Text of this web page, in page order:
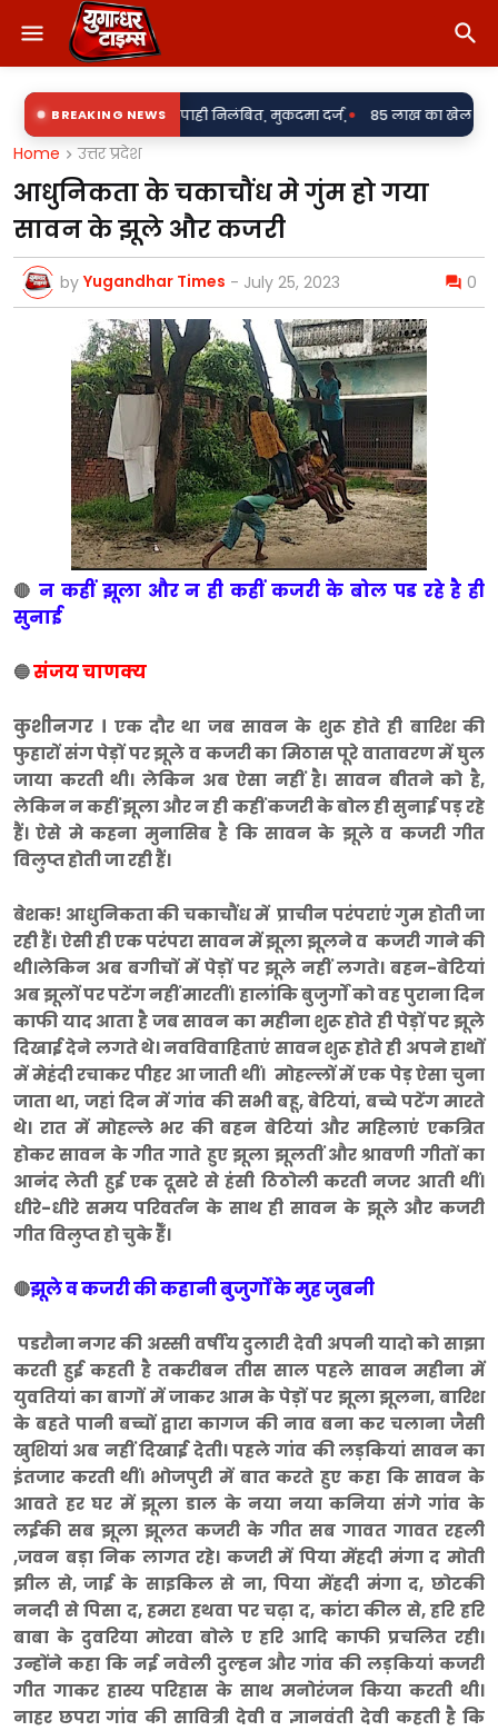
BREAKING NEWS
में दो सिपाही निलंबित, मुकदमा दर्ज,• 85 लाख का खेल या पारदर्शिता पर
Home उत्तर प्रदेश
आधुनिकता के चकाचौंध मे गुंम हो गया
सावन के झूले और कजरी
by Yugandhar Times - July 25, 2023 0
🔴 न कहीं झूला और न ही कहीं कजरी के बोल पड रहे है ही
सुनाई
🔵संजय चाणक्य
कुशीनगर । एक दौर था जब सावन के शुरू होते ही बारिश की
फुहारों संग पेड़ों पर झूले व कजरी का मिठास पूरे वातावरण में घुल
जाया करती थी। लेकिन अब ऐसा नहीं है। सावन बीतने को है,
लेकिन न कहीं झूला और न ही कहीं कजरी के बोल ही सुनाई पड़ रहे
हैं। ऐसे मे कहना मुनासिब है कि सावन के झूले व कजरी गीत
विलुप्त होती जा रही हैं।
बेशक! आधुनिकता की चकाचौंध में प्राचीन परंपराएं गुम होती जा
रही हैं। ऐसी ही एक परंपरा सावन में झूला झूलने व कजरी गाने की
थी।लेकिन अब बगीचों में पेड़ों पर झूले नहीं लगते। बहन-बेटियां
अब झूलों पर पटेंग नहीं मारतीं। हालांकि बुजुर्गों को वह पुराना दिन
काफी याद आता है जब सावन का महीना शुरू होते ही पेड़ों पर झूले
दिखाई देने लगते थे। नवविवाहिताएं सावन शुरू होते ही अपने हाथों
में मेहंदी रचाकर पीहर आ जाती थीं। मोहल्लों में एक पेड़ ऐसा चुना
जाता था, जहां दिन में गांव की सभी बहू, बेटियां, बच्चे पटेंग मारते
थे। रात में मोहल्ले भर की बहन बेटियां और महिलाएं एकत्रित
होकर सावन के गीत गाते हुए झूला झूलतीं और श्रावणी गीतों का
आनंद लेती हुई एक दूसरे से हंसी ठिठोली करती नजर आती थीं।
धीरे-धीरे समय परिवर्तन के साथ ही सावन के झूले और कजरी
गीत विलुप्त हो चुके हैँ।
🔴झूले व कजरी की कहानी बुजुर्गों के मुह जुबनी
पडरौना नगर की अस्सी वर्षीय दुलारी देवी अपनी यादो को साझा
करती हुई कहती है तकरीबन तीस साल पहले सावन महीना में
युवतियां का बागों में जाकर आम के पेड़ों पर झूला झूलना, बारिश
के बहते पानी बच्चों द्वारा कागज की नाव बना कर चलाना जैसी
खुशियां अब नहीं दिखाई देती। पहले गांव की लड़कियां सावन का
इंतजार करती थीं। भोजपुरी में बात करते हुए कहा कि सावन के
आवते हर घर में झूला डाल के नया नया कनिया संगे गांव के
लईकी सब झूला झूलत कजरी के गीत सब गावत गावत रहली
,जवन बड़ा निक लागत रहे। कजरी में पिया मेंहदी मंगा द मोती
झील से, जाई के साइकिल से ना, पिया मेंहदी मंगा द, छोटकी
ननदी से पिसा द, हमरा हथवा पर चढ़ा द, कांटा कील से, हरि हरि
बाबा के दुवरिया मोरवा बोले ए हरि आदि काफी प्रचलित रही।
उन्होंने कहा कि नई नवेली दुल्हन और गांव की लड़कियां कजरी
गीत गाकर हास्य परिहास के साथ मनोरंजन किया करती थी।
नाहर छपरा गांव की सावित्री देवी व ज्ञानवंती देवी कहती है कि